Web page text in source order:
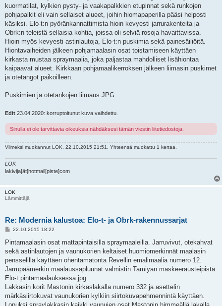
kuormatilat, kylkien pysty- ja vaakapalkkien etupinnat sekä runkojen
pohjapalkit eli vain sellaiset alueet, joihin hiomapaperilla pääsi helposti
käsiksi. Elo-t:n pyöränkannattimista hioin kevyesti jarrurakenteita ja
Obrk:n teleistä sellaisia kohtia, joissa oli selviä rosoja havaittavissa.
Hioin myös kevyesti astinlautoja, Elo-t:n puskimia sekä painesäiliöitä.
Hiontavaiheiden jälkeen pohjamaalasin osat toistamiseen käyttäen
kirkasta mustaa spraymaalia, joka paljastaa mahdolliset lisähiontaa
kaipaavat alueet. Kirkkaan pohjamaalikerroksen jälkeen liimasin puskimet
ja otetangot paikoilleen.
Puskimien ja otetankojen liimaus.JPG
Edit 23.04.2020: korruptoitunut kuva vaihdettu.
Sinulla ei ole tarvittavia oikeuksia nähdäksesi tämän viestin liitetiedostoja.
Viimeksi muokannut LOK , 22.10.2015 21:51. Yhteensä muokattu 1 kertaa.
LOK
lakivija[ät]hotmail[piste]com
LOK
Lämmittäjä
Re: Modernia kalustoa: Elo-t- ja Obrk-rakennussarjat
V
e
t
i
22.10.2015 18:22
Pintamaalasin osat mattapintaisilla spraymaaleilla. Jarruvivut, otekahvat
sekä astinlautojen ja vaunukorien keltaiset huomiomerkinnät maalasin
pensselillä käyttäen ohentamatonta Revellin emalimaalia numero 12.
Jarrupäämerkin maalaussapluunat valmistin Tamiyan maskeerausteipistä.
Elo-t pintamaalauksessa.jpg
Lakkasin korit Mastonin kirkaslakalla numero 332 ja asettelin
märkäsiirtokuvat vaunukorien kylkiin siirtokuvapehmennintä käyttäen.